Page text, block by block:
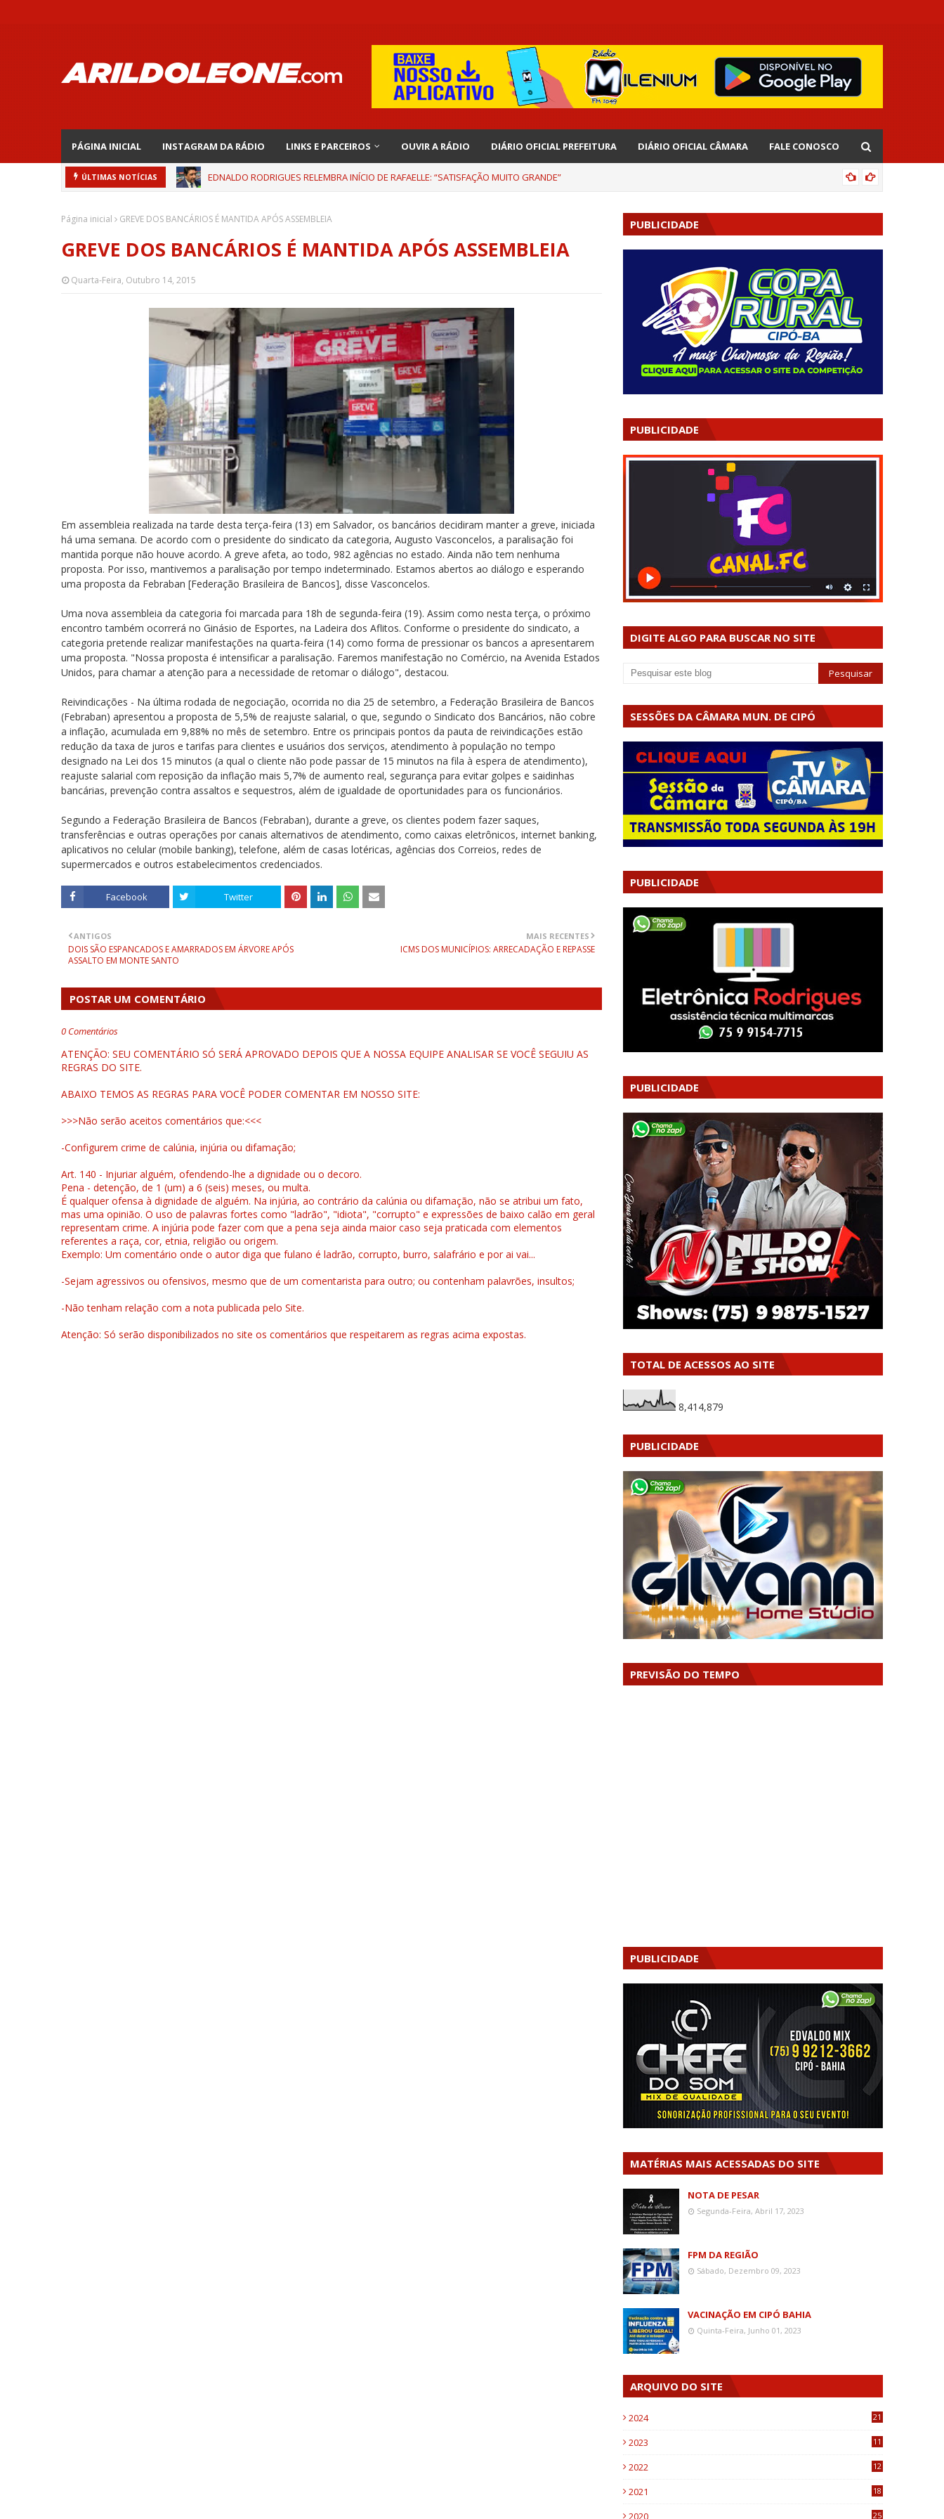
PÁGINA INICIAL INSTAGRAM DA RÁDIO LINKS E PARCEIROS OUVIR A RÁDIO DIÁRIO OFICIAL PREFEITURA DIÁRIO OFICIAL CÂMARA FALE CONOSCO
ÚLTIMAS NOTÍCIAS EDNALDO RODRIGUES RELEMBRA INÍCIO DE RAFAELLE: “SATISFAÇÃO MUITO GRANDE”
Página inicial GREVE DOS BANCÁRIOS É MANTIDA APÓS ASSEMBLEIA
GREVE DOS BANCÁRIOS É MANTIDA APÓS ASSEMBLEIA
Quarta-Feira, Outubro 14, 2015
Em assembleia realizada na tarde desta terça-feira (13) em Salvador, os bancários decidiram manter a greve, iniciada
há uma semana. De acordo com o presidente do sindicato da categoria, Augusto Vasconcelos, a paralisação foi
mantida porque não houve acordo. A greve afeta, ao todo, 982 agências no estado. Ainda não tem nenhuma
proposta. Por isso, mantivemos a paralisação por tempo indeterminado. Estamos abertos ao diálogo e esperando
uma proposta da Febraban [Federação Brasileira de Bancos], disse Vasconcelos.
Uma nova assembleia da categoria foi marcada para 18h de segunda-feira (19). Assim como nesta terça, o próximo
encontro também ocorrerá no Ginásio de Esportes, na Ladeira dos Aflitos. Conforme o presidente do sindicato, a
categoria pretende realizar manifestações na quarta-feira (14) como forma de pressionar os bancos a apresentarem
uma proposta. "Nossa proposta é intensificar a paralisação. Faremos manifestação no Comércio, na Avenida Estados
Unidos, para chamar a atenção para a necessidade de retomar o diálogo", destacou.
Reivindicações - Na última rodada de negociação, ocorrida no dia 25 de setembro, a Federação Brasileira de Bancos
(Febraban) apresentou a proposta de 5,5% de reajuste salarial, o que, segundo o Sindicato dos Bancários, não cobre
a inflação, acumulada em 9,88% no mês de setembro. Entre os principais pontos da pauta de reivindicações estão
redução da taxa de juros e tarifas para clientes e usuários dos serviços, atendimento à população no tempo
designado na Lei dos 15 minutos (a qual o cliente não pode passar de 15 minutos na fila à espera de atendimento),
reajuste salarial com reposição da inflação mais 5,7% de aumento real, segurança para evitar golpes e saidinhas
bancárias, prevenção contra assaltos e sequestros, além de igualdade de oportunidades para os funcionários.
Segundo a Federação Brasileira de Bancos (Febraban), durante a greve, os clientes podem fazer saques,
transferências e outras operações por canais alternativos de atendimento, como caixas eletrônicos, internet banking,
aplicativos no celular (mobile banking), telefone, além de casas lotéricas, agências dos Correios, redes de
supermercados e outros estabelecimentos credenciados.
Facebook Twitter
MAIS RECENTES
ICMS DOS MUNICÍPIOS: ARRECADAÇÃO E REPASSE
ANTIGOS
DOIS SÃO ESPANCADOS E AMARRADOS EM ÁRVORE APÓS
ASSALTO EM MONTE SANTO
POSTAR UM COMENTÁRIO
0 Comentários
ATENÇÃO: SEU COMENTÁRIO SÓ SERÁ APROVADO DEPOIS QUE A NOSSA EQUIPE ANALISAR SE VOCÊ SEGUIU AS
REGRAS DO SITE.
ABAIXO TEMOS AS REGRAS PARA VOCÊ PODER COMENTAR EM NOSSO SITE:
>>>Não serão aceitos comentários que:<<<
-Configurem crime de calúnia, injúria ou difamação;
Art. 140 - Injuriar alguém, ofendendo-lhe a dignidade ou o decoro.
Pena - detenção, de 1 (um) a 6 (seis) meses, ou multa.
É qualquer ofensa à dignidade de alguém. Na injúria, ao contrário da calúnia ou difamação, não se atribui um fato,
mas uma opinião. O uso de palavras fortes como "ladrão", "idiota", "corrupto" e expressões de baixo calão em geral
representam crime. A injúria pode fazer com que a pena seja ainda maior caso seja praticada com elementos
referentes a raça, cor, etnia, religião ou origem.
Exemplo: Um comentário onde o autor diga que fulano é ladrão, corrupto, burro, salafrário e por ai vai...
-Sejam agressivos ou ofensivos, mesmo que de um comentarista para outro; ou contenham palavrões, insultos;
-Não tenham relação com a nota publicada pelo Site.
Atenção: Só serão disponibilizados no site os comentários que respeitarem as regras acima expostas.
PUBLICIDADE
PUBLICIDADE
DIGITE ALGO PARA BUSCAR NO SITE
SESSÕES DA CÂMARA MUN. DE CIPÓ
PUBLICIDADE
PUBLICIDADE
TOTAL DE ACESSOS AO SITE
8,414,879
PUBLICIDADE
PREVISÃO DO TEMPO
PUBLICIDADE
MATÉRIAS MAIS ACESSADAS DO SITE
NOTA DE PESAR
Segunda-Feira, Abril 17, 2023
FPM DA REGIÃO
Sábado, Dezembro 09, 2023
VACINAÇÃO EM CIPÓ BAHIA
Quinta-Feira, Junho 01, 2023
ARQUIVO DO SITE
2024 21
2023
11
2022
12
2021
18
2020 25